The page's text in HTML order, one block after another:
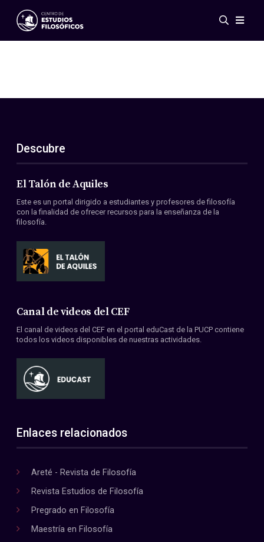
Eventos
ES
EN
Acerca de nosotros
Miembros
Convenios
Descubre
El Talón de Aquiles
Este es un portal dirigido a estudiantes y profesores de filosofía
con la finalidad de ofrecer recursos para la enseñanza de la
filosofía.
Canal de videos del CEF
El canal de videos del CEF en el portal eduCast de la PUCP contiene
todos los videos disponibles de nuestras actividades.
Enlaces relacionados
Areté - Revista de Filosofía
Revista Estudios de Filosofía
Pregrado en Filosofía
Maestría en Filosofía